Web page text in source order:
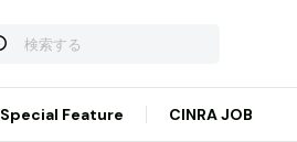
Special Feature CINRA JOB